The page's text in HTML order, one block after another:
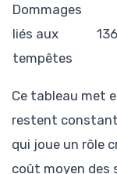
Dommages
liés aux
tempêtes
136
Ce tableau met
restent
qui joue un rôle
coût moyen des